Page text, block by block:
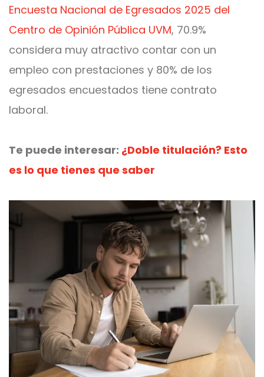
Encuesta Nacional de Egresados 2025 del
Centro de Opinión Pública UVM, 70.9%
considera muy atractivo contar con un
empleo con prestaciones y 80% de los
egresados encuestados tiene contrato
laboral.
Te puede interesar: ¿Doble titulación? Esto
es lo que tienes que saber